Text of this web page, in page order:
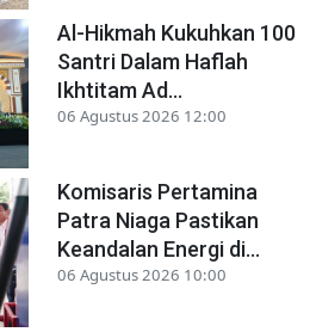
Al-Hikmah Kukuhkan 100
Santri Dalam Haflah
Ikhtitam Ad...
06 Agustus 2026 12:00
Komisaris Pertamina
Patra Niaga Pastikan
Keandalan Energi di...
06 Agustus 2026 10:00